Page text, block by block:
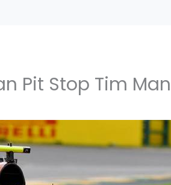
Pit Stop Tim